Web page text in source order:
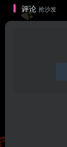
评论 抢沙发